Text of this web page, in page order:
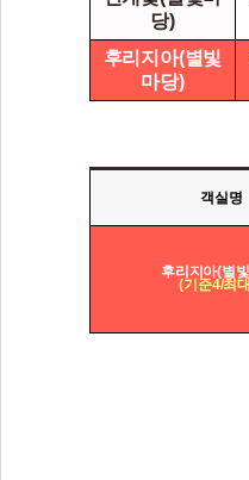
당)
후리지아(별빛
마당)